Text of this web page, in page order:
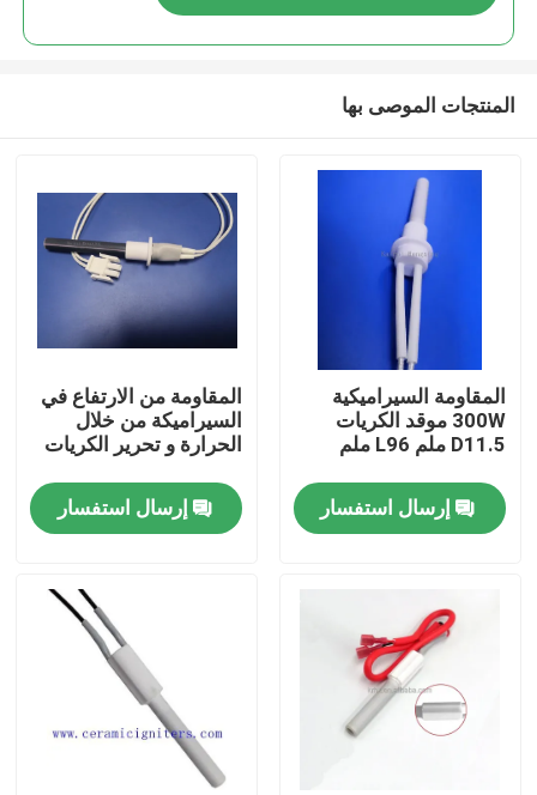
المنزل
أشرطة فيديو
المنتجات الموصى بها
المقاومة السيراميكية
300W موقد الكريات
D11.5 ملم L96 ملم
إرسال استفسار
المقاومة من الارتفاع في
السيراميكة من خلال
الحرارة و تحرير الكريات
إرسال استفسار